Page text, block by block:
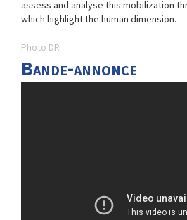
assess and analyse this mobilization
which highlight the human dimension.
Photo DR
Bande-annonce